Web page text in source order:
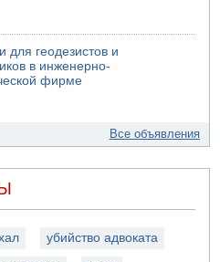
для геодезистов и
в инженерно-
фирме
Все объявления
убийство адвоката